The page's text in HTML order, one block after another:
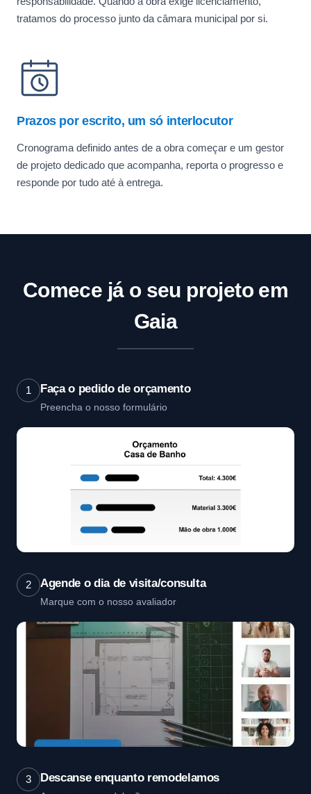
tratamos do processo junto da câmara municipal por si.
Prazos por escrito, um só interlocutor
Cronograma definido antes de a obra começar e um gestor
de projeto dedicado que acompanha, reporta o progresso e
responde por tudo até à entrega.
Comece já o seu projeto em
Gaia
1 Faça o pedido de orçamento
Preencha o nosso formulário
2 Agende o dia de visita/consulta
Marque com o nosso avaliador
3 Descanse enquanto remodelamos